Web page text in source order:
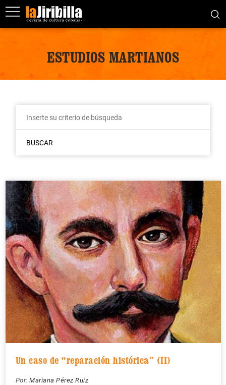
ESTUDIOS MARTIANOS
BUSCAR
Un caso de “reparación histórica” (II)
Por: Mariana Pérez Ruiz